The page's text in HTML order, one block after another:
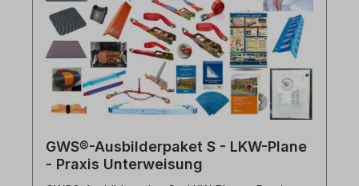
GWS®-Ausbilderpaket S - LKW-Plane
- Praxis Unterweisung